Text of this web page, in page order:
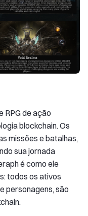
RPG de ação
blockchain. Os
missões e batalhas,
sua jornada
é como ele
todos os ativos
personagens, são